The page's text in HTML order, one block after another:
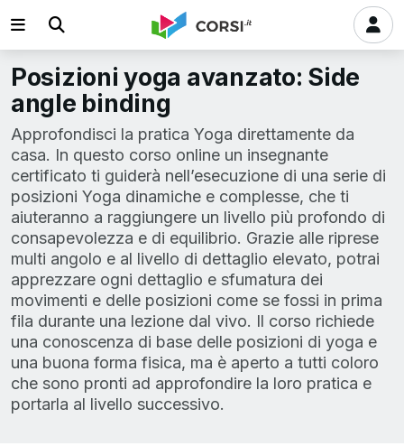
Posizioni yoga avanzato: Side
angle binding
Approfondisci la pratica Yoga direttamente da
casa. In questo corso online un insegnante
certificato ti guiderà nell’esecuzione di una serie di
posizioni Yoga dinamiche e complesse, che ti
aiuteranno a raggiungere un livello più profondo di
consapevolezza e di equilibrio. Grazie alle riprese
multi angolo e al livello di dettaglio elevato, potrai
apprezzare ogni dettaglio e sfumatura dei
movimenti e delle posizioni come se fossi in prima
fila durante una lezione dal vivo. Il corso richiede
una conoscenza di base delle posizioni di yoga e
una buona forma fisica, ma è aperto a tutti coloro
che sono pronti ad approfondire la loro pratica e
portarla al livello successivo.